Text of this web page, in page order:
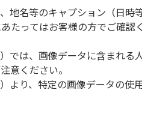
地名等のキャプション（日
たってはお客様の方でご確
では、画像データに含まれ
意ください。
より、特定の画像データの